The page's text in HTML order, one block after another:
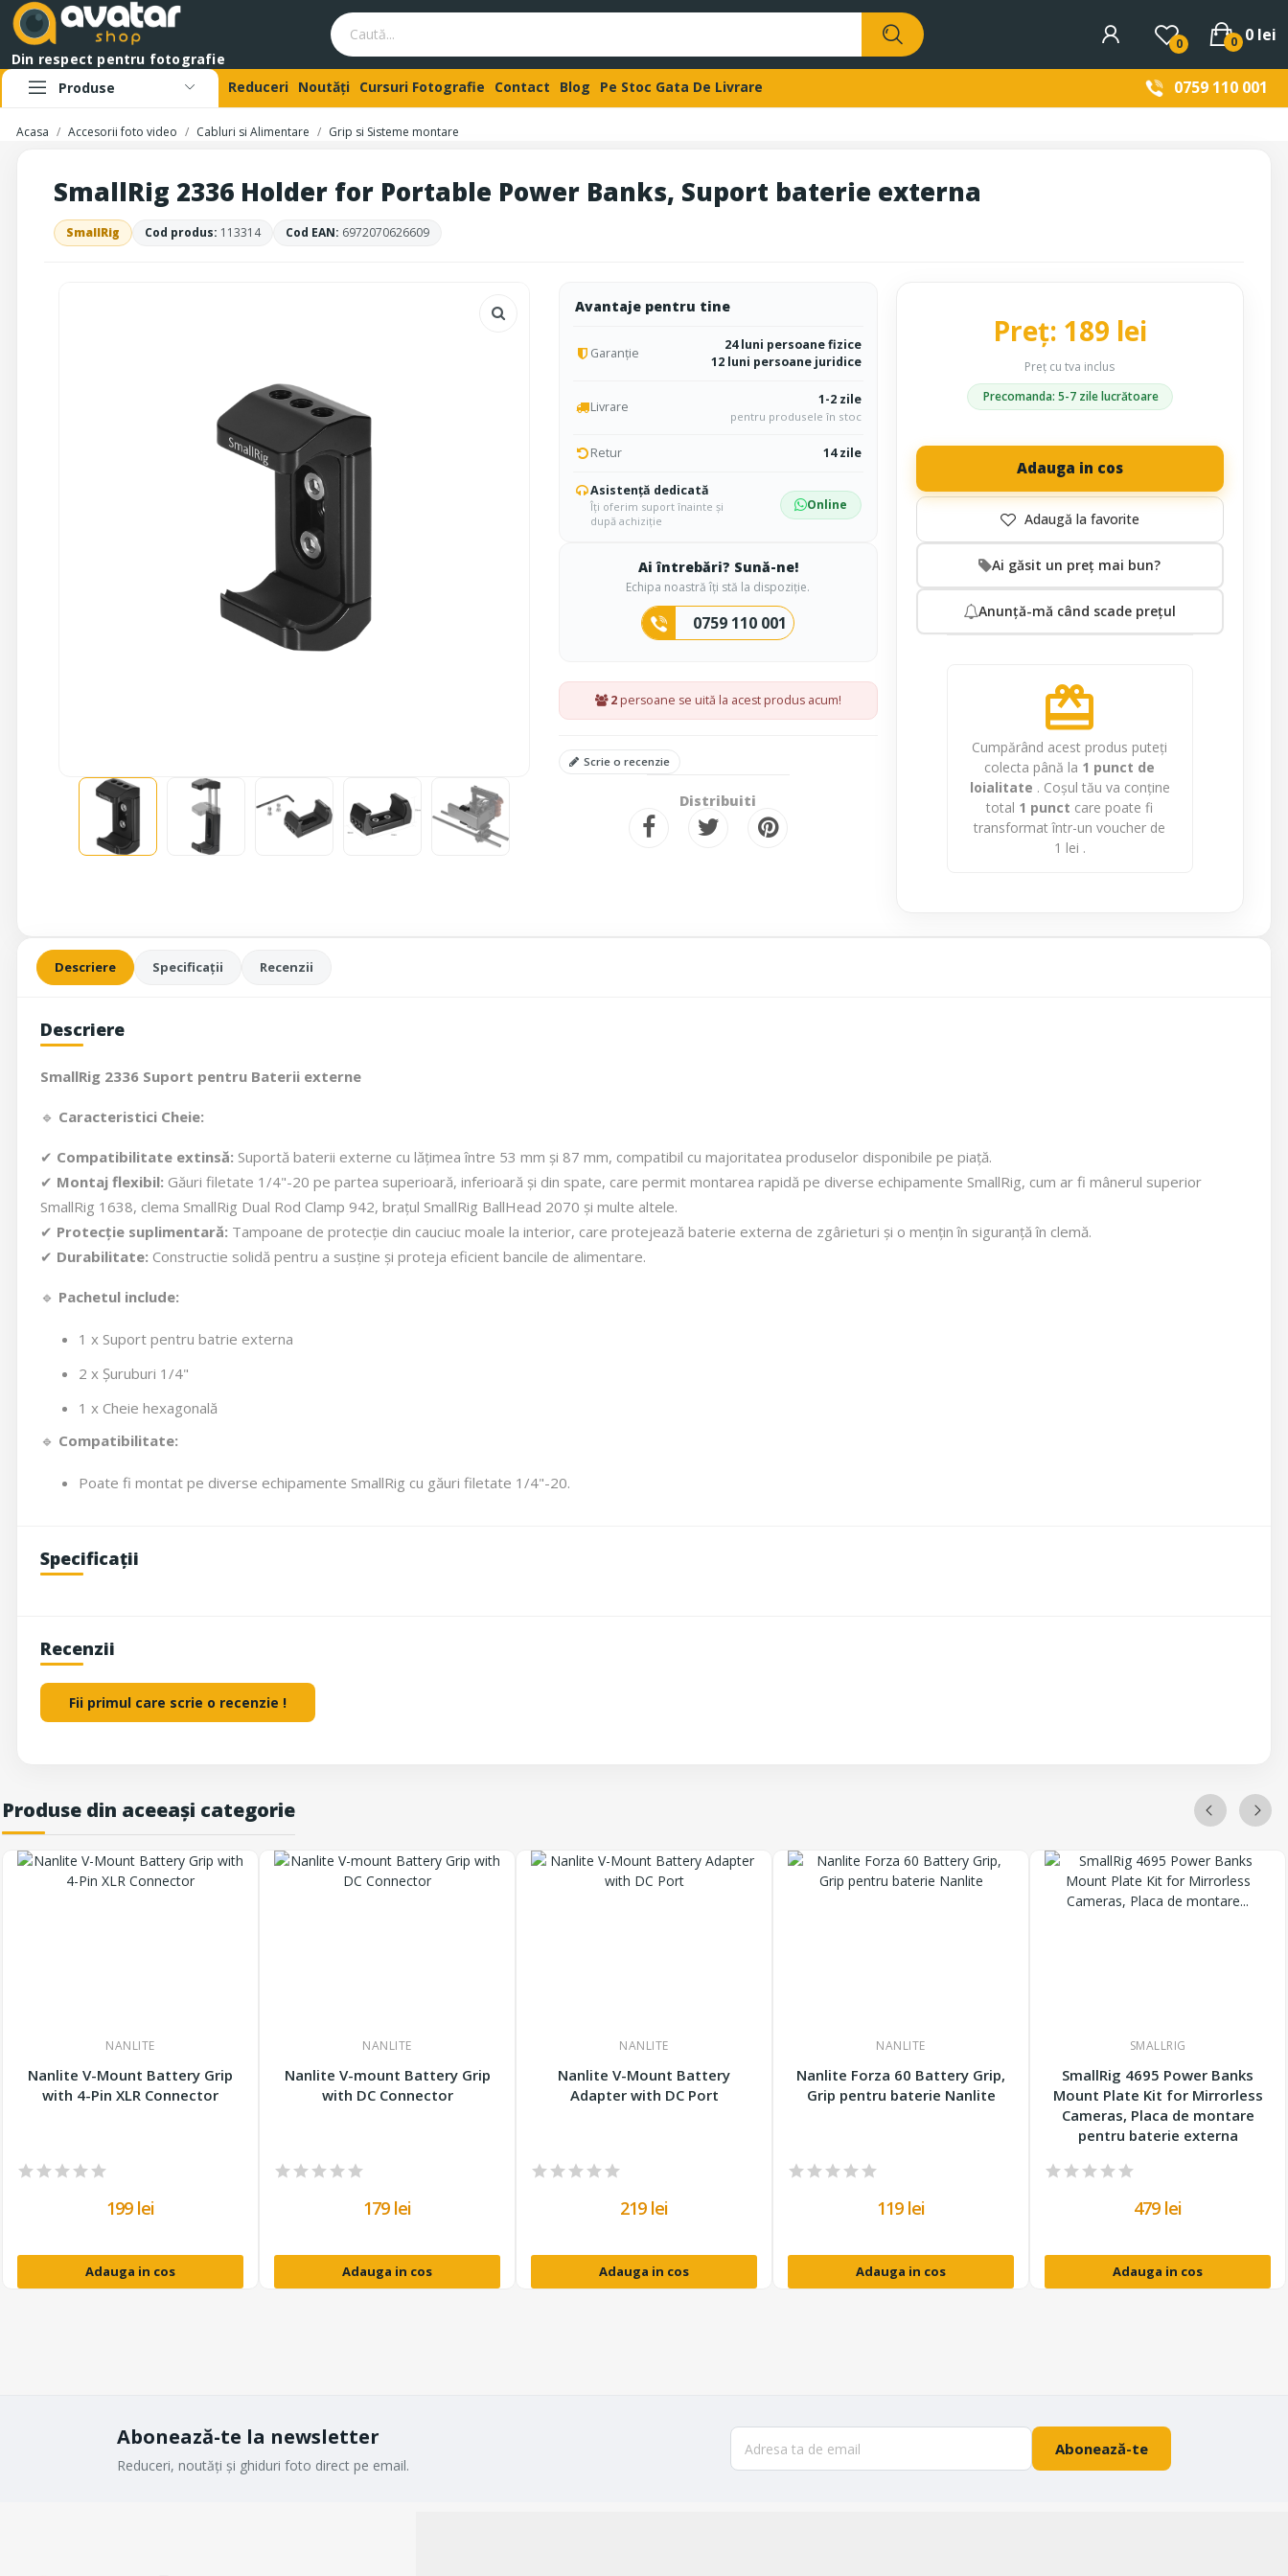
Din respect pentru fotografie
0 0 lei
0
Produse Reduceri Noutăți Cursuri Fotografie Contact Blog Pe Stoc Gata De Livrare 0759 110 001
Acasa Accesorii foto video Cabluri si Alimentare Grip si Sisteme montare
SmallRig 2336 Holder for Portable Power Banks, Suport baterie externa
SmallRig Cod produs: 113314 Cod EAN: 6972070626609
Avantaje pentru tine
Garanție
24 luni persoane fizice
12 luni persoane juridice
Livrare 1-2 zile
pentru produsele în stoc
Retur 14 zile
Asistență dedicată
Îți oferim suport înainte și
după achiziție
Online
Ai întrebări? Sună-ne!
Echipa noastră îți stă la dispoziție.
0759 110 001
2persoane se uită la acest produs acum!
Scrie o recenzie
Distribuiti
Preț: 189 lei
Preț cu tva inclus
Precomanda: 5-7 zile lucrătoare
Adauga in cos
Ai găsit un preț mai bun?
Anunță-mă când scade prețul
redeem
Cumpărând acest produs puteți
colecta până la 1 punct de
loialitate . Coșul tău va conține
total 1 punct care poate fi
transformat într-un voucher de
1 lei .
Descriere Specificații Recenzii
Descriere
SmallRig 2336 Suport pentru Baterii externe
🔹 Caracteristici Cheie:
✔ Compatibilitate extinsă: Suportă baterii externe cu lățimea între 53 mm și 87 mm, compatibil cu majoritatea produselor disponibile pe piață.
✔ Montaj flexibil: Găuri filetate 1/4"-20 pe partea superioară, inferioară și din spate, care permit montarea rapidă pe diverse echipamente SmallRig, cum ar fi mânerul superior
SmallRig 1638, clema SmallRig Dual Rod Clamp 942, brațul SmallRig BallHead 2070 și multe altele.
✔ Protecție suplimentară: Tampoane de protecție din cauciuc moale la interior, care protejează baterie externa de zgârieturi și o mențin în siguranță în clemă.
✔ Durabilitate: Constructie solidă pentru a susține și proteja eficient bancile de alimentare.
🔹 Pachetul include:
1 x Suport pentru batrie externa
2 x Șuruburi 1/4"
1 x Cheie hexagonală
🔹 Compatibilitate:
Poate fi montat pe diverse echipamente SmallRig cu găuri filetate 1/4"-20.
Specificații
Recenzii
Fii primul care scrie o recenzie !
Produse din aceeași categorie
NANLITE
Nanlite V-Mount Battery Grip
with 4-Pin XLR Connector
199 lei
Adauga in cos
NANLITE
Nanlite V-mount Battery Grip
with DC Connector
179 lei
Adauga in cos
NANLITE
Nanlite V-Mount Battery
Adapter with DC Port
219 lei
Adauga in cos
NANLITE
Nanlite Forza 60 Battery Grip,
Grip pentru baterie Nanlite
119 lei
Adauga in cos
SMALLRIG
SmallRig 4695 Power Banks
Mount Plate Kit for Mirrorless
Cameras, Placa de montare
pentru baterie externa
479 lei
Adauga in cos
Abonează-te la newsletter
Reduceri, noutăți și ghiduri foto direct pe email.
Abonează-te